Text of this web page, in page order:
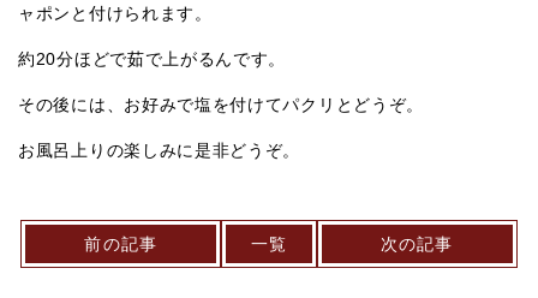
ャポンと付けられます。
約20分ほどで茹で上がるんです。
その後には、お好みで塩を付けてパクリとどうぞ。
お風呂上りの楽しみに是非どうぞ。
前の記事 一覧 次の記事